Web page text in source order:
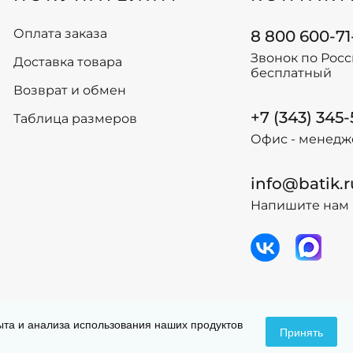
146
- + В корзину
134
146
- +
Оплата заказа
Доставка товара
Возврат и обмен
Таблица размеров
8 800 600-
Звонок по
бесплатный
+7 (343)
Офис -
Напишите нам
и анализа использования наших продуктов
Принять